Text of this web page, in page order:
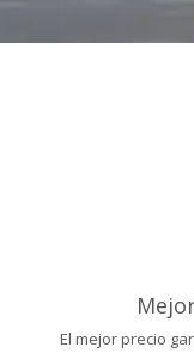
El mejor precio